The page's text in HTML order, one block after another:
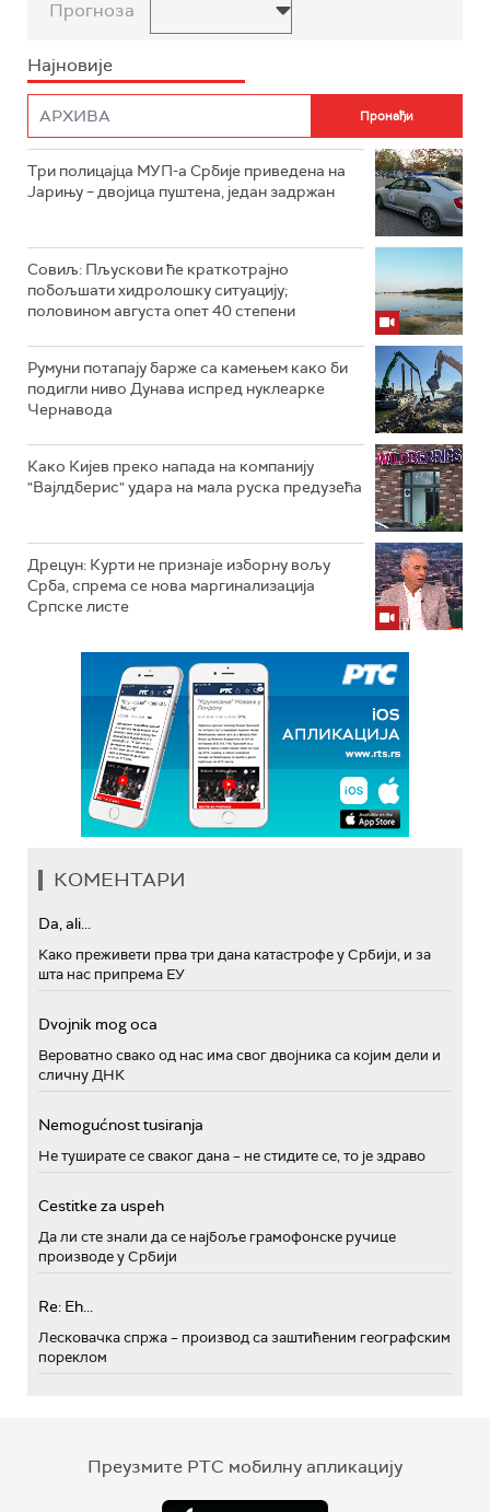
Прогноза
Најновије
Три полицајца МУП-а Србије приведена на
Јарињу – двојица пуштена, један задржан
Совиљ: Пљускови ће краткотрајно
побољшати хидролошку ситуацију;
половином августа опет 40 степени
Румуни потапају барже са камењем како би
подигли ниво Дунава испред нуклеарке
Чернавода
Како Кијев преко напада на компанију
"Вајлдберис" удара на мала руска предузећа
Дрецун: Курти не признаје изборну вољу
Срба, спрема се нова маргинализација
Српске листе
КОМЕНТАРИ
Da, ali...
Како преживети прва три дана катастрофе у Србији, и за
шта нас припрема ЕУ
Dvojnik mog oca
Вероватно свако од нас има свог двојника са којим дели и
сличну ДНК
Nemogućnost tusiranja
Не туширате се сваког дана – не стидите се, то је здраво
Cestitke za uspeh
Да ли сте знали да се најбоље грамофонске ручице
производе у Србији
Re: Eh...
Лесковачка спржа – производ са заштићеним географским
пореклом
Преузмите РТС мобилну апликацију